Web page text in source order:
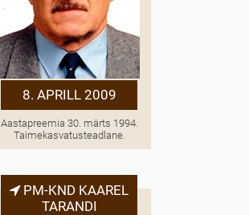
8. APRILL 2009
Aastapreemia 30. märts 1994.
Taimekasvatusteadlane.
PM-KND KAAREL
TARANDI